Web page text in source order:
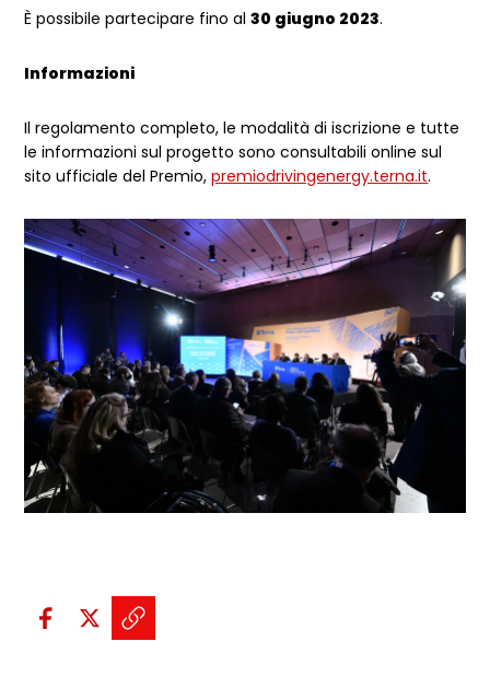
È possibile partecipare fino al30 giugno 2023.
Informazioni
Il regolamento completo, le modalità di iscrizione e tutte
le informazioni sul progetto sono consultabili online sul
sito ufficiale del Premio,premiodrivingenergy.terna.it.
Condividi sui social:
Condividi su Facebook - apre
Condividi su X - apre una
Copia il link e condividi -